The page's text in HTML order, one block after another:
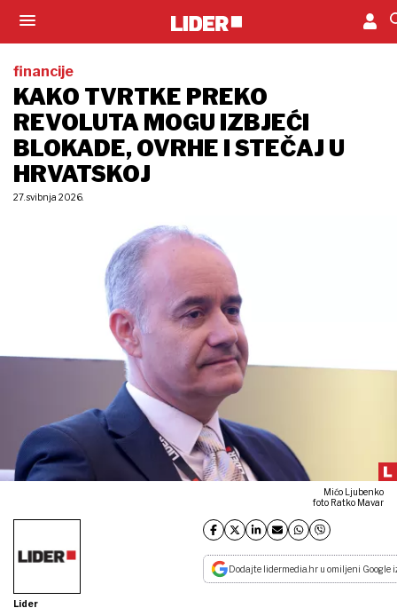
financije
KAKO TVRTKE PREKO
REVOLUTA MOGU IZBJEĆI
BLOKADE, OVRHE I STEČAJ U
HRVATSKOJ
27. svibnja 2026.
Mićo Ljubenko
foto Ratko Mavar
Lider
Dodajte lidermedia.hr u omiljeni Google